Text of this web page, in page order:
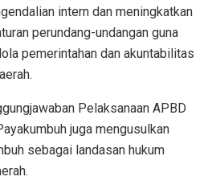
intern dan meningkatkan
perundang-undangan guna
pemerintahan dan akuntabilitas
Pelaksanaan APBD
juga mengusulkan
sebagai landasan hukum